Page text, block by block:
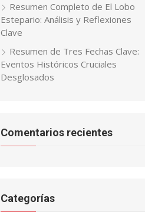
Resumen Completo de El Lobo
Estepario: Análisis y Reflexiones
Clave
Resumen de Tres Fechas Clave:
Eventos Históricos Cruciales
Desglosados
Comentarios recientes
Categorías